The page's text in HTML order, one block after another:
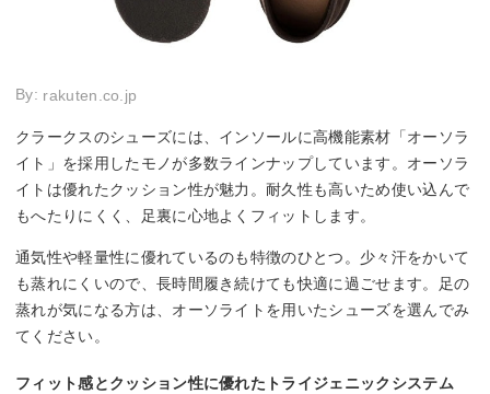
By: rakuten.co.jp
クラークスのシューズには、インソールに高機能素材「オーソラ
イト」を採用したモノが多数ラインナップしています。オーソラ
イトは優れたクッション性が魅力。耐久性も高いため使い込んで
もへたりにくく、足裏に心地よくフィットします。
通気性や軽量性に優れているのも特徴のひとつ。少々汗をかいて
も蒸れにくいので、長時間履き続けても快適に過ごせます。足の
蒸れが気になる方は、オーソライトを用いたシューズを選んでみ
てください。
フィット感とクッション性に優れたトライジェニックシステム